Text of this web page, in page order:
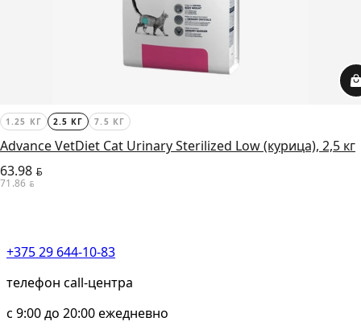
1.25 КГ 2.5 КГ 7.5 КГ
Advance VetDiet Cat Urinary Sterilized Low (курица), 2,5 кг
63.98 BYN
71.86 BYN
+375 29 644-10-83
телефон call-центра
c 9:00 до 20:00 ежедневно